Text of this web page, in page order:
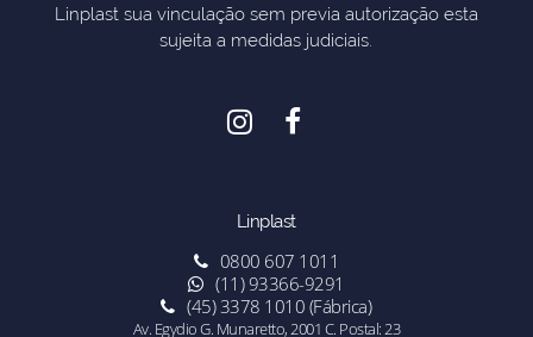
Linplast sua vinculação sem previa autorização esta
sujeita a medidas judiciais.
Linplast
0800 607 1011
(11) 93366-9291
(45) 3378 1010 (Fábrica)
Av. Egydio G. Munaretto, 2001 C. Postal: 23